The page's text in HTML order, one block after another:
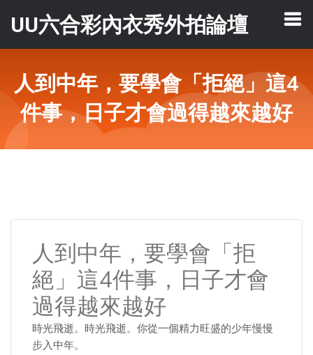
UU六合彩內衣秀外拍論壇
人到中年，要學會「拒絕」這4
件事，日子才會過得越來越好
人到中年，要學會「拒
絕」這4件事，日子才會
過得越來越好
時光飛逝。時光飛逝。你從一個精力旺盛的少年慢慢
步入中年。